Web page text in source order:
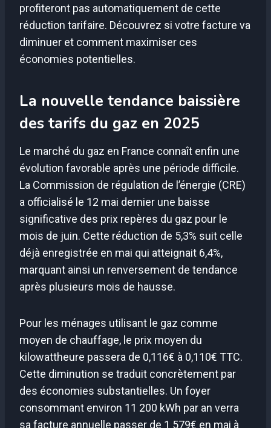
profiteront pas automatiquement de cette
réduction tarifaire. Découvrez si votre facture va
diminuer et comment maximiser ces
économies potentielles.
La nouvelle tendance baissière
des tarifs du gaz en 2025
Le marché du gaz en France connaît enfin une
évolution favorable après une période difficile.
La Commission de régulation de l’énergie (CRE)
a officialisé le 12 mai dernier une baisse
significative des prix repères du gaz pour le
mois de juin. Cette réduction de 5,3% suit celle
déjà enregistrée en mai qui atteignait 6,4%,
marquant ainsi un renversement de tendance
après plusieurs mois de hausse.
Pour les ménages utilisant le gaz comme
moyen de chauffage, le prix moyen du
kilowattheure passera de 0,116€ à 0,110€ TTC.
Cette diminution se traduit concrètement par
des économies substantielles. Un foyer
consommant environ 11 200 kWh par an verra
sa facture annuelle passer de 1 579€ en mai à